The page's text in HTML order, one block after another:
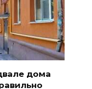
дома